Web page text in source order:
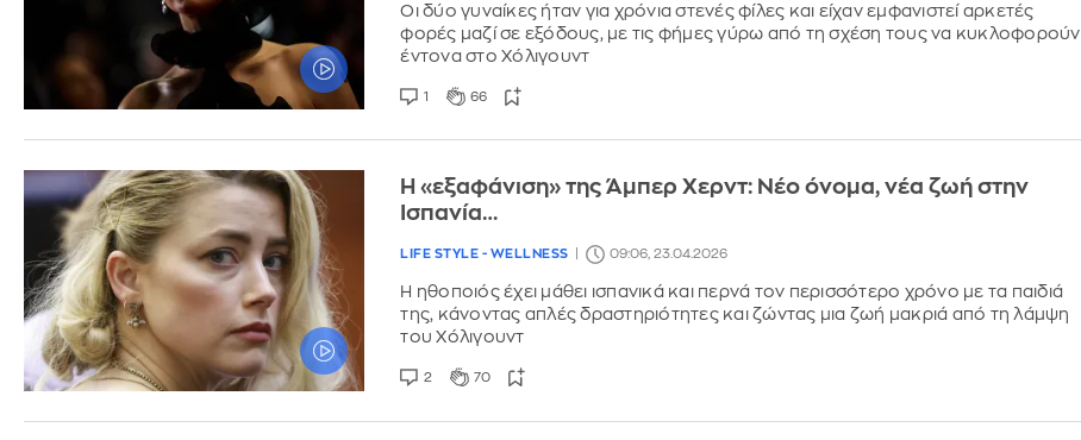
Οι δύο γυναίκες ήταν για χρόνια στενές φίλες και είχαν εμφανιστεί αρκετές
φορές μαζί σε εξόδους, με τις φήμες γύρω από τη σχέση τους να κυκλοφορούν
έντονα στο Χόλιγουντ
1 66
Η «εξαφάνιση» της Άμπερ Χερντ: Νέο όνομα, νέα ζωή στην
Ισπανία…
LIFE STYLE - WELLNESS 09:06, 23.04.2026
Η ηθοποιός έχει μάθει ισπανικά και περνά τον περισσότερο χρόνο με τα παιδιά
της, κάνοντας απλές δραστηριότητες και ζώντας μια ζωή μακριά από τη λάμψη
του Χόλιγουντ
2 70